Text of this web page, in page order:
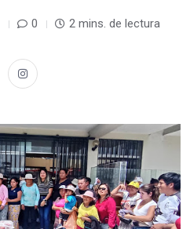
0 2 mins. de lectura